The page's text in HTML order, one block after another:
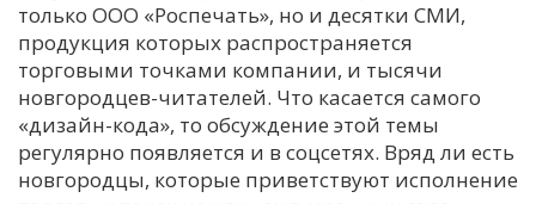
только ООО «Роспечать», но и десятки СМИ,
продукция которых распространяется
торговыми точками компании, и тысячи
новгородцев-читателей. Что касается самого
«дизайн-кода», то обсуждение этой темы
регулярно появляется и в соцсетях. Вряд ли есть
новгородцы, которые приветствуют исполнение